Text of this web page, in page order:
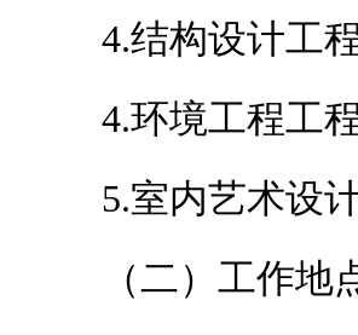
4.结构设计工
4.环境工程工
5.室内艺术设
（二）工作